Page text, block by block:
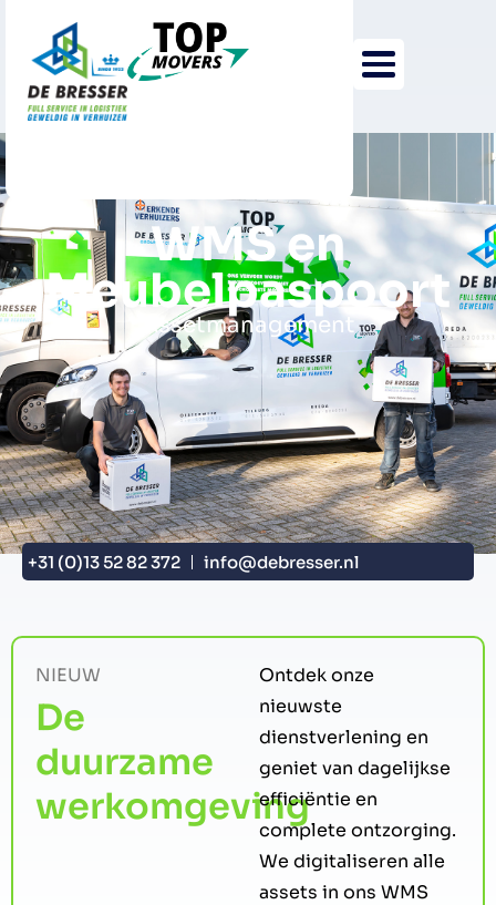
WMS en
Meubelpaspoort
Assetmanagement
+31 (0)13 52 82 372 info@debresser.nl
NIEUW
De
duurzame
werkomgeving
Ontdek onze
nieuwste
dienstverlening en
geniet van dagelijkse
efficiëntie en
complete ontzorging.
We digitaliseren alle
assets in ons WMS